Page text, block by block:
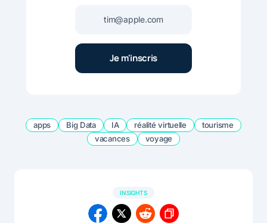
apps Big Data IA réalité virtuelle
tourisme
vacances
voyage
INSIGHTS